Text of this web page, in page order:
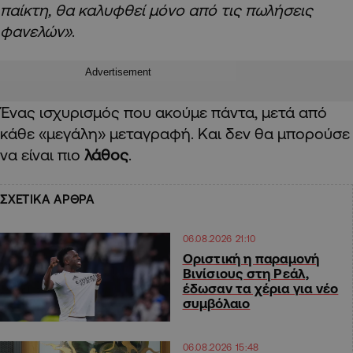
παίκτη, θα καλυφθεί μόνο από τις πωλήσεις
φανελών».
Advertisement
Ένας ισχυρισμός που ακούμε πάντα, μετά από
κάθε «μεγάλη» μεταγραφή. Και δεν θα μπορούσε
να είναι πιο λάθος.
ΣΧΕΤΙΚΑ ΑΡΘΡΑ
06.08.2026 21:10
Οριστική η παραμονή
Βινίσιους στη Ρεάλ,
έδωσαν τα χέρια για νέο
συμβόλαιο
06.08.2026 15:48